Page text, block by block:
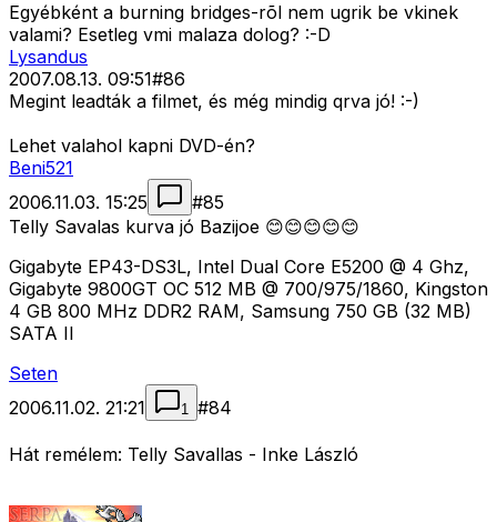
Egyébként a burning bridges-rõl nem ugrik be vkinek
valami? Esetleg vmi malaza dolog? :-D
Lysandus
2007.08.13. 09:51#86
Megint leadták a filmet, és még mindig qrva jó! :-)
Lehet valahol kapni DVD-én?
Beni521
2006.11.03. 15:25
#85
Telly Savalas kurva jó Bazijoe 😊😊😊😊😊
Gigabyte EP43-DS3L, Intel Dual Core E5200 @ 4 Ghz,
Gigabyte 9800GT OC 512 MB @ 700/975/1860, Kingston
4 GB 800 MHz DDR2 RAM, Samsung 750 GB (32 MB)
SATA II
Seten
2006.11.02. 21:21
1 #84
Hát remélem: Telly Savallas - Inke László